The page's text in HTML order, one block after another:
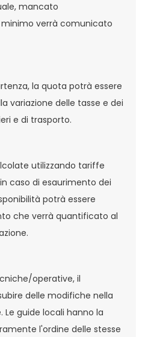
mancato
verrà comunicato
la quota potrà essere
variazione delle tasse e dei
e di trasporto.
utilizzando tariffe
caso di esaurimento dei
potrà essere
che verrà quantificato al
operative, il
delle modifiche nella
Le guide locali hanno la
l'ordine delle stesse